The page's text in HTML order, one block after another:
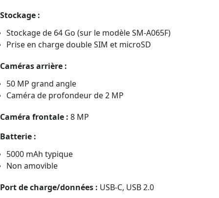
Stockage :
Stockage de 64 Go (sur le modèle SM-A065F)
Prise en charge double SIM et microSD
Caméras arrière :
50 MP grand angle
Caméra de profondeur de 2 MP
Caméra frontale : 8 MP
Batterie :
5000 mAh typique
Non amovible
Port de charge/données : USB-C, USB 2.0